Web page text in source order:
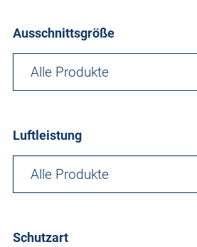
Ausschnittsgröße
Luftleistung
Schutzart